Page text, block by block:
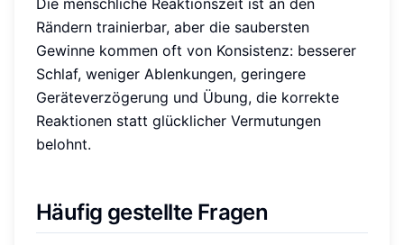
Rändern trainierbar, aber die saubersten
Gewinne kommen oft von Konsistenz: besserer
Schlaf, weniger Ablenkungen, geringere
Geräteverzögerung und Übung, die korrekte
Reaktionen statt glücklicher Vermutungen
belohnt.
Häufig gestellte Fragen